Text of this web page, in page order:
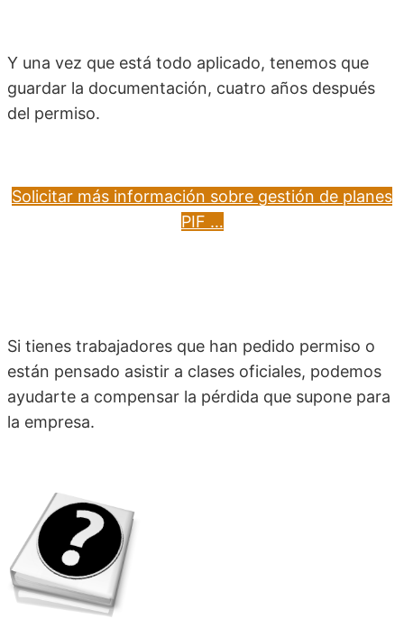
Y una vez que está todo aplicado, tenemos que
guardar la documentación, cuatro años después
del permiso.
Solicitar más información sobre gestión de planes
PIF …
Si tienes trabajadores que han pedido permiso o
están pensado asistir a clases oficiales, podemos
ayudarte a compensar la pérdida que supone para
la empresa.